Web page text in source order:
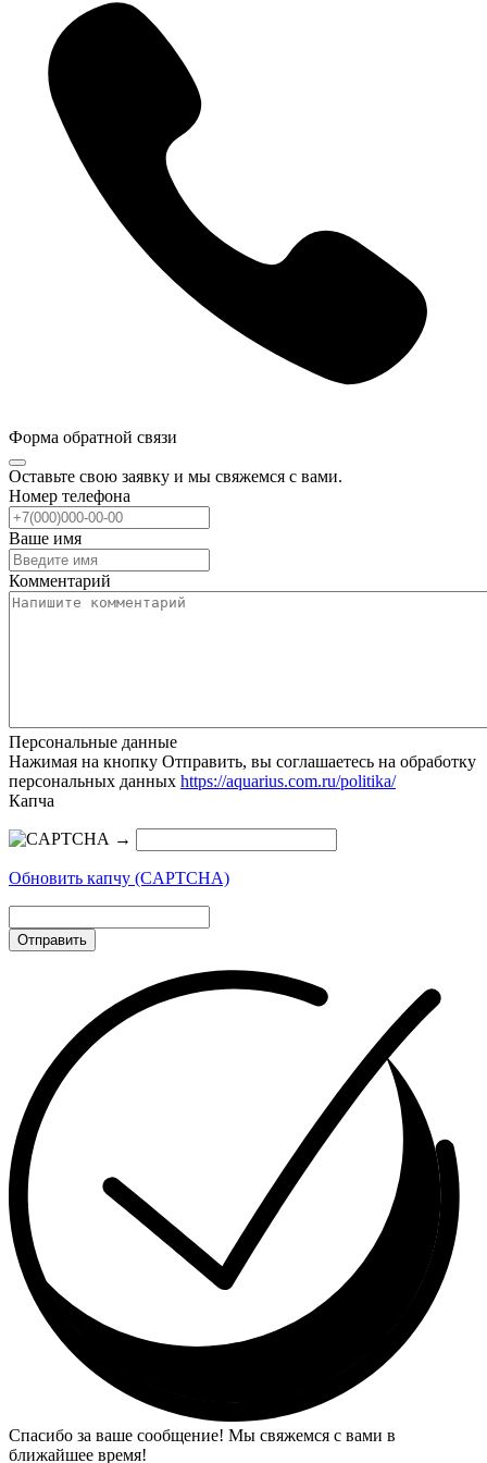
Форма обратной связи
Оставьте свою заявку и мы свяжемся с вами.
Номер телефона
Ваше имя
Комментарий
Персональные данные
Нажимая на кнопку Отправить, вы соглашаетесь на обработку
персональных данных https://aquarius.com.ru/politika/
Капча
→
Обновить капчу (CAPTCHA)
Отправить
Спасибо за ваше сообщение! Мы свяжемся с вами в
ближайшее время!